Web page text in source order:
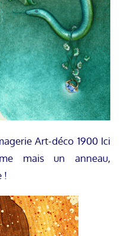
Art-déco 1900 Ici
mais un anneau,
!